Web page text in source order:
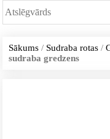
Sākums / Sudraba rotas /
sudraba gredzens